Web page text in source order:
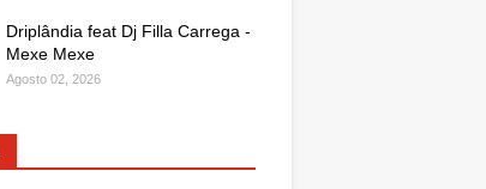
Driplândia feat Dj Filla Carrega -
Mexe Mexe
Agosto 02, 2026